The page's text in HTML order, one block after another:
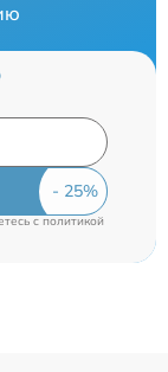
c политикой